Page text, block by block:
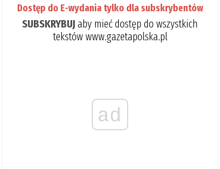
Dostęp do E-wydania tylko dla subskrybentów
SUBSKRYBUJaby mieć dostęp do wszystkich
tekstów www.gazetapolska.pl
ad